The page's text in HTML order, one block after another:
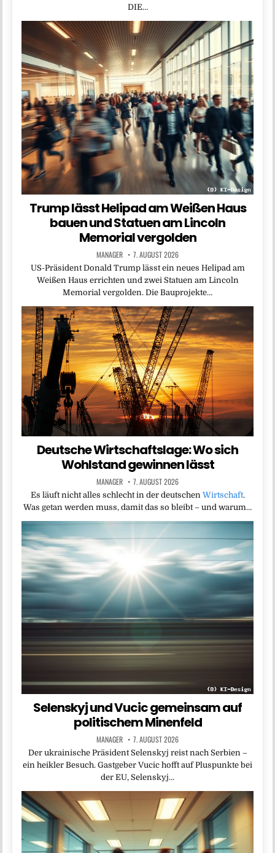
DIE…
Trump lässt Helipad am Weißen Haus
bauen und Statuen am Lincoln
Memorial vergolden
MANAGER 7. AUGUST 2026
US-Präsident Donald Trump lässt ein neues Helipad am
Weißen Haus errichten und zwei Statuen am Lincoln
Memorial vergolden. Die Bauprojekte…
Deutsche Wirtschaftslage: Wo sich
Wohlstand gewinnen lässt
MANAGER 7. AUGUST 2026
Es läuft nicht alles schlecht in der deutschen Wirtschaft.
Was getan werden muss, damit das so bleibt – und warum…
Selenskyj und Vucic gemeinsam auf
politischem Minenfeld
MANAGER 7. AUGUST 2026
Der ukrainische Präsident Selenskyj reist nach Serbien –
ein heikler Besuch. Gastgeber Vucic hofft auf Pluspunkte bei
der EU, Selenskyj…